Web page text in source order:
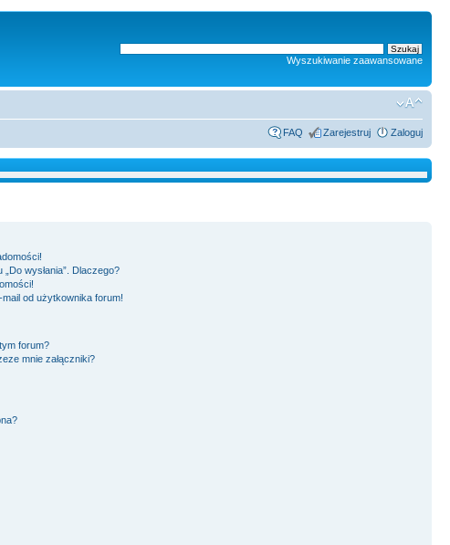
Wyszukiwanie zaawansowane
FAQ Zarejestruj Zaloguj
wysłania”. Dlaczego?
od użytkownika forum!
forum?
mnie załączniki?